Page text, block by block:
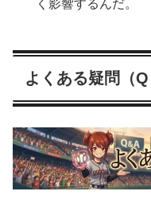
く影響するんだ。
よくある疑問（Q